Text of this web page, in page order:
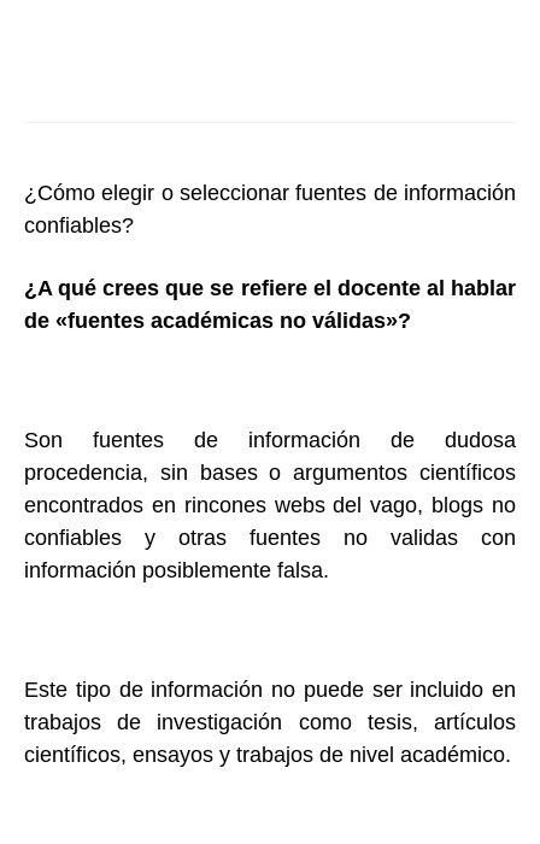
¿Cómo elegir o seleccionar fuentes de información
confiables?
¿A qué crees que se refiere el docente al hablar
de «fuentes académicas no válidas»?
Son fuentes de información de dudosa
procedencia, sin bases o argumentos científicos
encontrados en rincones webs del vago, blogs no
confiables y otras fuentes no validas con
información posiblemente falsa.
Este tipo de información no puede ser incluido en
trabajos de investigación como tesis, artículos
científicos, ensayos y trabajos de nivel académico.